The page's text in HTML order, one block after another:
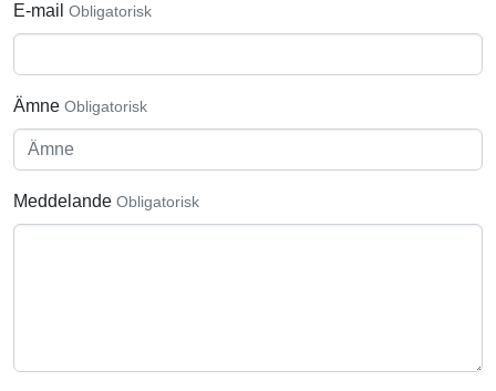
E-mail Obligatorisk
Ämne Obligatorisk
Meddelande Obligatorisk